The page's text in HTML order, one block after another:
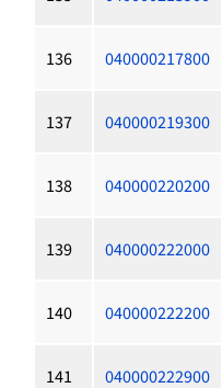
136 040000217800
137 040000219300
138 040000220200
139 040000222000
140 040000222200
141 040000222900